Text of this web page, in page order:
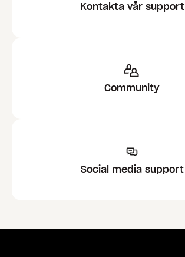
Kontakta vår support
Community
Social media support